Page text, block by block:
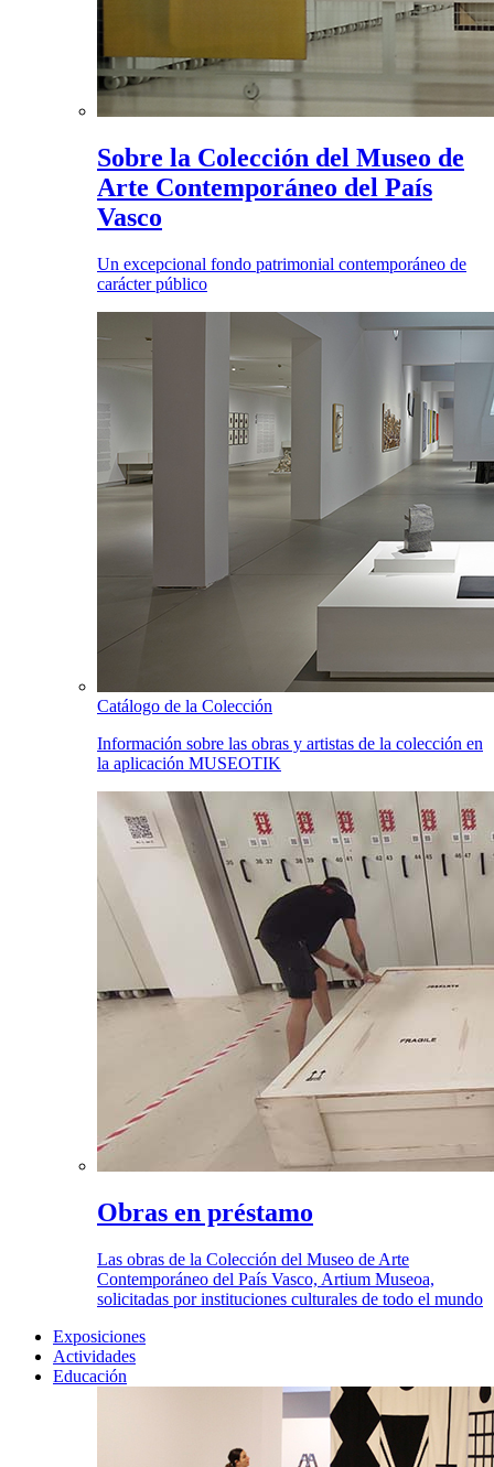
Sobre la Colección del Museo de
Arte Contemporáneo del País
Vasco
Un excepcional fondo patrimonial contemporáneo de
carácter público
Catálogo de la Colección
Información sobre las obras y artistas de la colección en
la aplicación MUSEOTIK
Obras en préstamo
Las obras de la Colección del Museo de Arte
Contemporáneo del País Vasco, Artium Museoa,
solicitadas por instituciones culturales de todo el mundo
Exposiciones
Actividades
Educación